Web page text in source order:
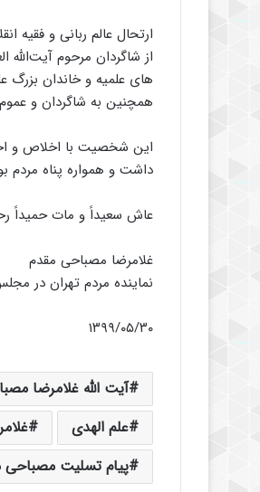
ارتحال عالم ربانی و فقیه
از شاگردان مرحوم
های علمیه و خاندان بزرگ
همچنین به شاگردان و
این شخصیت با اخلاص و
داشت و همواره پناه
عاش سعیداً و مات حمیداً
غلامرضا مصباحی مقدم
نماینده مردم تهران در
۱۳۹۹/۰۵/۳۰
آیت الله غلامرضا
علم الهدی
پیام تسلیت مصباحی